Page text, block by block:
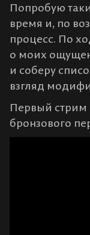
Попробую
время и, по
процесс. По
о моих
и соберу
взгляд
Первый стрим
бронзового